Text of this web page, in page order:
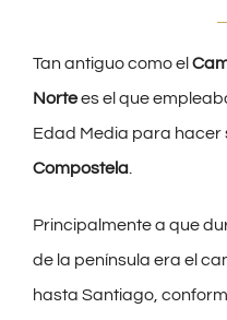
Tan antiguo como el
Nortees el que
Edad Media para hacer
Compostela.
Principalmente a que
de la península era el
hasta Santiago,